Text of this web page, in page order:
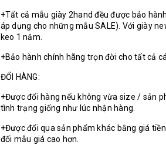
+Tất cả mẫu giày 2hand đều được bảo
áp dụng cho những mẫu SALE). Với giày
keo 1 năm.
+Bảo hành chính hãng trọn đời cho tất cả
ĐỔI HÀNG:
+Được đổi hàng nếu không vừa size / sản
tình trạng giống như lúc nhận hàng.
+Được đổi qua sản phẩm khác bằng giá
đổi mẫu giá cao hơn.